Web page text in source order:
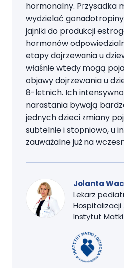
hormonalny. Przysadka
wydzielać
jajniki do produkcji
hormonów
etapy dojrzewania u
właśnie wtedy mogą
objawy dojrzewania u
8-letnich. Ich
narastania bywają
jednych dzieci zmiany
subtelnie i stopniowo, u
zauważalne już na
Jolanta
Lekarz
Hospitalizacji
Instytut Matki